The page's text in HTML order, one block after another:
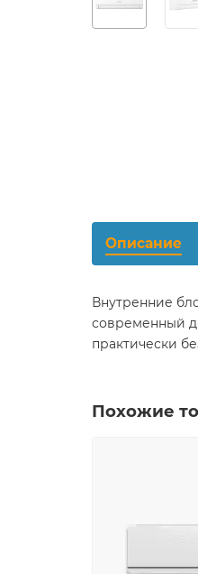
Описание
Внутренние
современный
практически
Похожие